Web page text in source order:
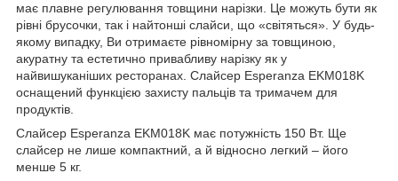
має плавне регулювання товщини нарізки. Це можуть бути як
рівні брусочки, так і найтонші слайси, що «світяться». У будь-
якому випадку, Ви отримаєте рівномірну за товщиною,
акуратну та естетично привабливу нарізку як у
найвишуканіших ресторанах. Слайсер Esperanza EKM018K
оснащений функцією захисту пальців та тримачем для
продуктів.
Слайсер Esperanza EKM018K має потужність 150 Вт. Ще
слайсер не лише компактний, а й відносно легкий – його
менше 5 кг.